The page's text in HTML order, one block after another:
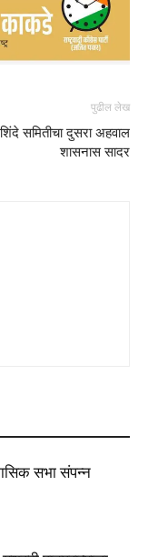
पुढील लेख
समितीचा दुसरा अहवाल
शासनास सादर
सभा संपन्न